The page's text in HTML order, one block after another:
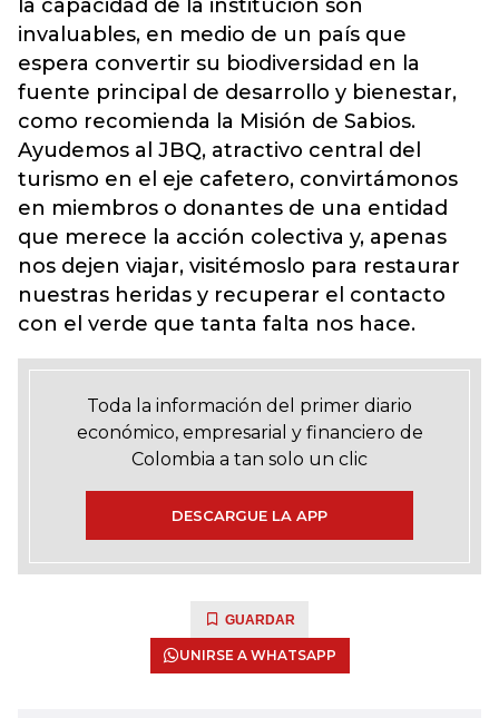
la capacidad de la institución son
invaluables, en medio de un país que
espera convertir su biodiversidad en la
fuente principal de desarrollo y bienestar,
como recomienda la Misión de Sabios.
Ayudemos al JBQ, atractivo central del
turismo en el eje cafetero, convirtámonos
en miembros o donantes de una entidad
que merece la acción colectiva y, apenas
nos dejen viajar, visitémoslo para restaurar
nuestras heridas y recuperar el contacto
con el verde que tanta falta nos hace.
Toda la información del primer diario
económico, empresarial y financiero de
Colombia a tan solo un clic
DESCARGUE LA APP
GUARDAR
UNIRSE A WHATSAPP